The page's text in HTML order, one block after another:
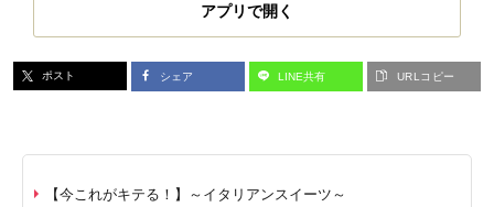
アプリで開く
ポスト シェア LINE共有 URLコピー
【今これがキテる！】～イタリアンスイーツ～